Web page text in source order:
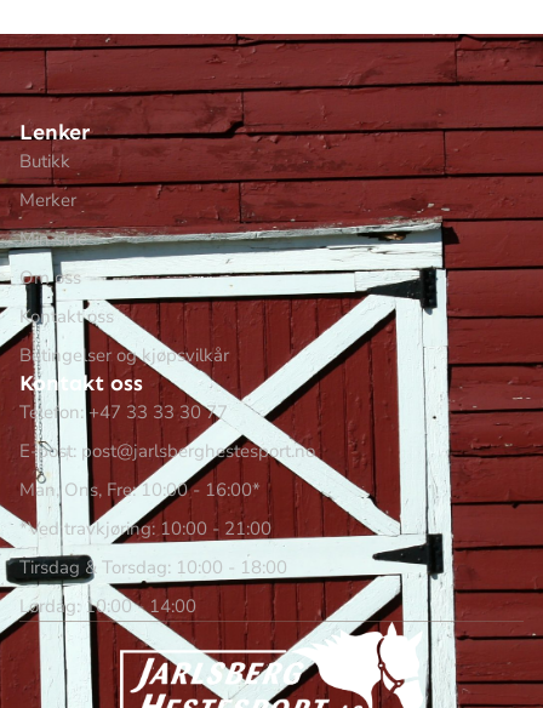
Lenker
Butikk
Merker
Min side
Om oss
Kontakt oss
Betingelser og kjøpsvilkår
Kontakt oss
Telefon: +47 33 33 30 77
E-post: post@jarlsberghestesport.no
Man, Ons, Fre: 10:00 - 16:00*
*Ved travkjøring: 10:00 - 21:00
Tirsdag & Torsdag: 10:00 - 18:00
Lørdag: 10:00 - 14:00